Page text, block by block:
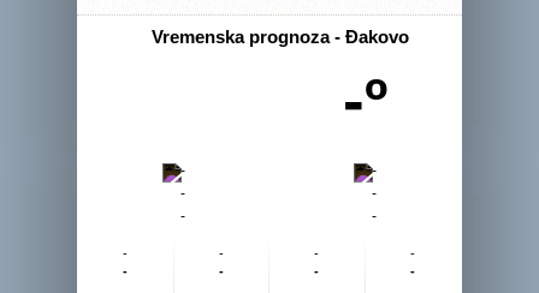
Vremenska prognoza - Đakovo
-º
-
-
-
-
-
-
-
-
-
-
-
-
-
-